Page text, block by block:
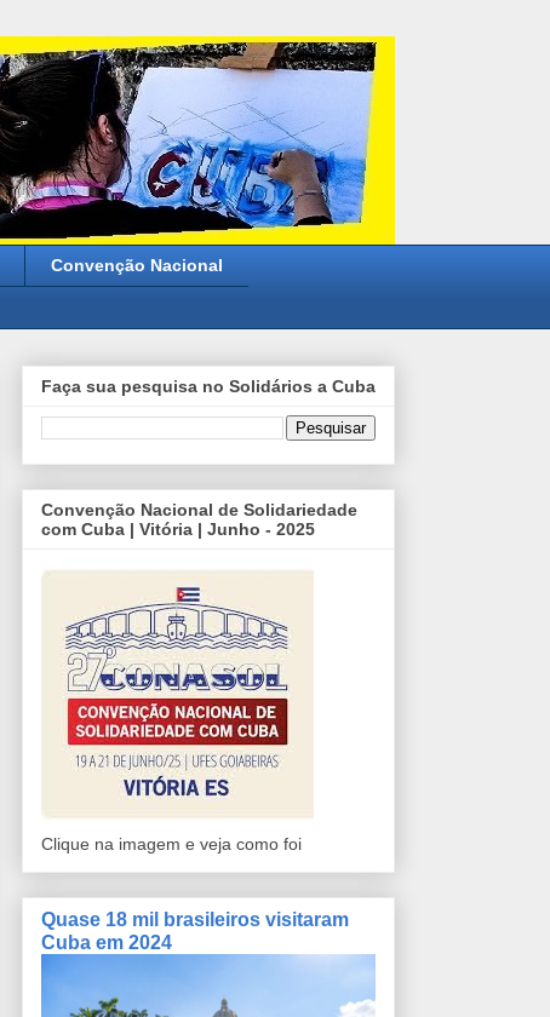
Convenção Nacional
Faça sua pesquisa no Solidários a Cuba
Convenção Nacional de Solidariedade
com Cuba | Vitória | Junho - 2025
Clique na imagem e veja como foi
Quase 18 mil brasileiros visitaram
Cuba em 2024